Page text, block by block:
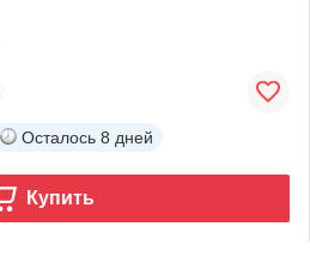
Осталось 8 дней
Купить